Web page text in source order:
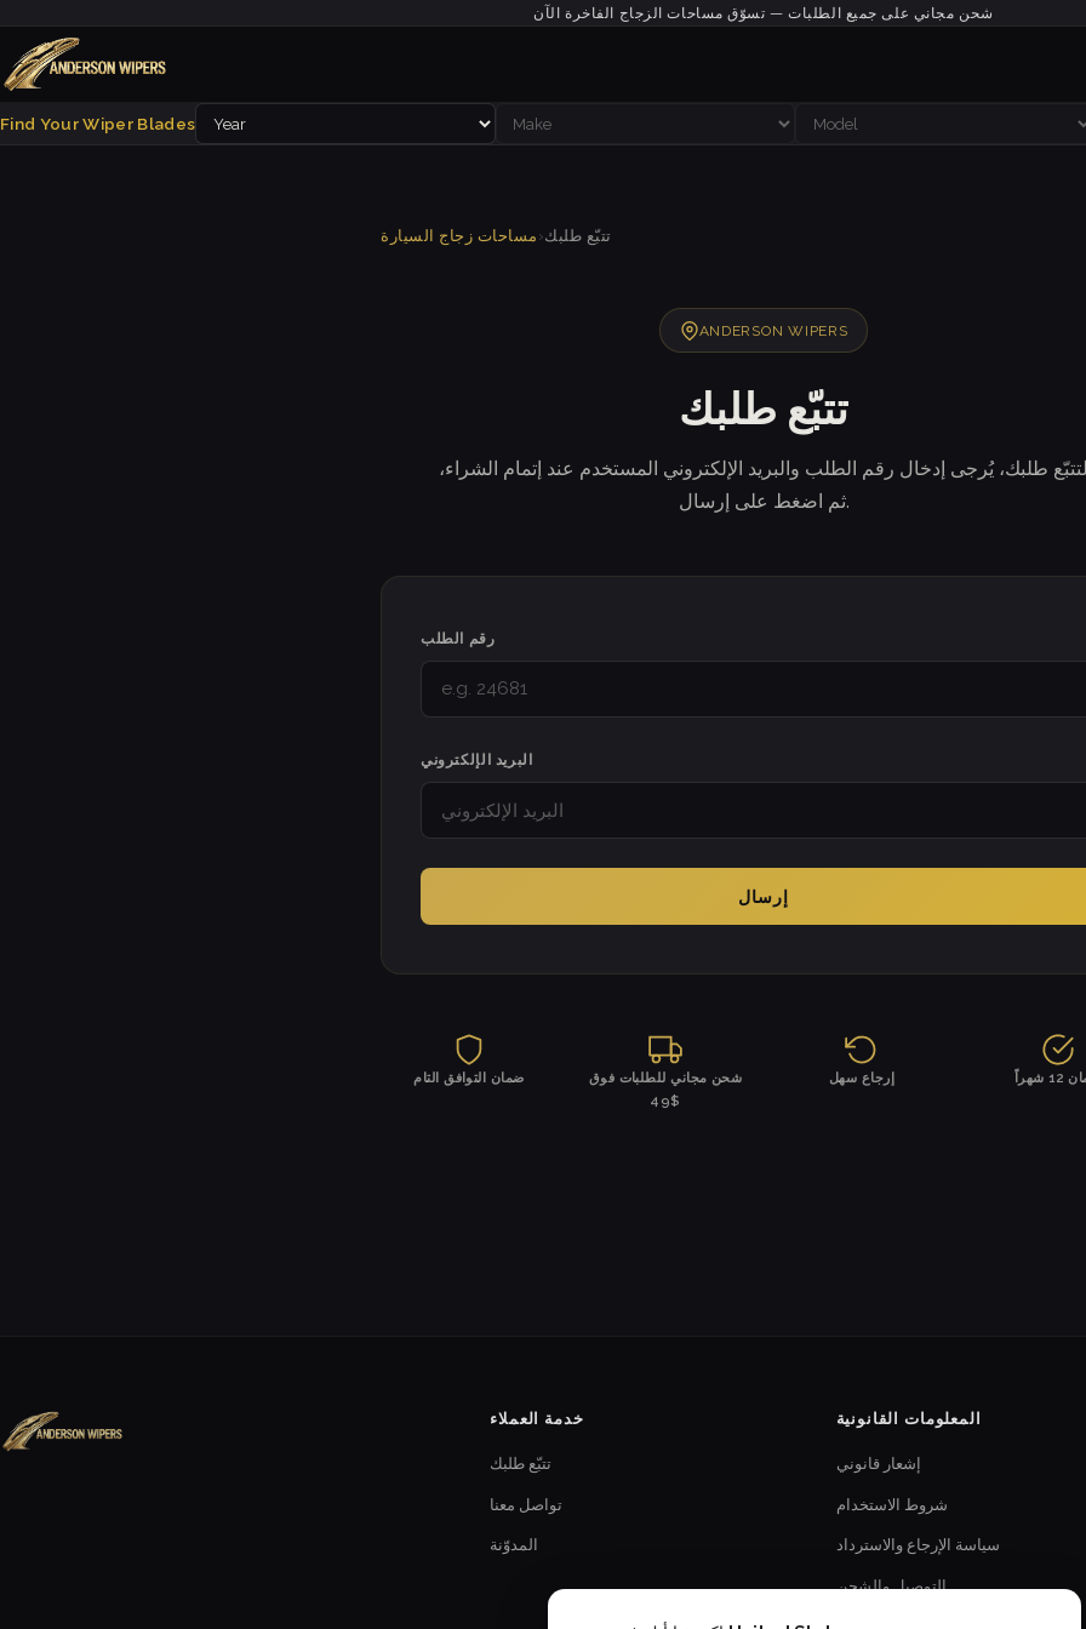
شحن مجاني على جميع الطلبات — تسوّق مساحات الزجاج الفاخرة الآن
Find Your Wiper Blades
مساحات زجاج السيارة ›تتبّع طلبك
ANDERSON WIPERS
تتبّع طلبك
لتتبّع طلبك، يُرجى إدخال رقم الطلب والبريد الإلكتروني المستخدم عند إتمام الشراء،
ثم اضغط على إرسال.
رقم الطلب
البريد الإلكتروني
إرسال
ضمان التوافق التام
شحن مجاني للطلبات فوق
$49
إرجاع سهل شهراً
خدمة العملاء
تتبّع طلبك
تواصل معنا
المدوّنة
المعلومات القانونية
إشعار قانوني
شروط الاستخدام
سياسة الإرجاع والاسترداد
التوصيل والشحن